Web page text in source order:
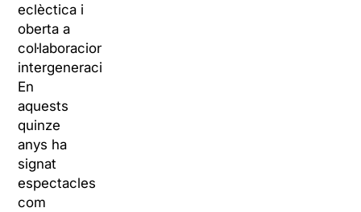
eclèctica i
oberta a
col·laboracions
intergeneracionals.
En
aquests
quinze
anys ha
signat
espectacles
com